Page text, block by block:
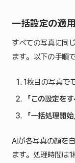
一括設定の適用
すべての写真に同
ます。以下の手順
1枚目の写真で
「この設定を
「一括処理開始
AIが各写真の顔を
ます。処理時間は